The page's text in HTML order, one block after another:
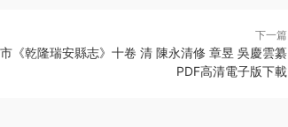
下一篇
《乾隆瑞安縣志》十卷 清 陳永清修 章昱 吳慶雲纂
PDF高清電子版下載